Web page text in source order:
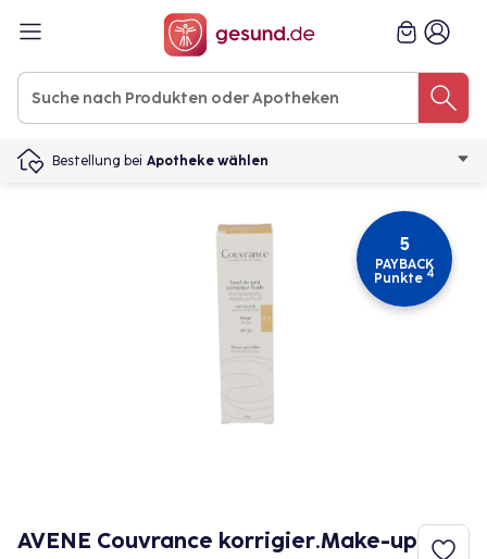
Bestellung bei Apotheke wählen
5
PAYBACK
Punkte 4
AVENE Couvrance korrigier.Make-up